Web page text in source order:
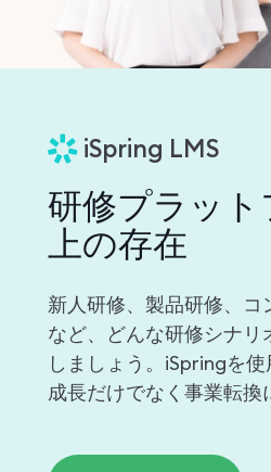
iSpring LMS
研修プラット
上の存在
新人研修、製品研修、コ
など、どんな研修シナ
しましょう。iSpringを
成長だけでなく事業転換